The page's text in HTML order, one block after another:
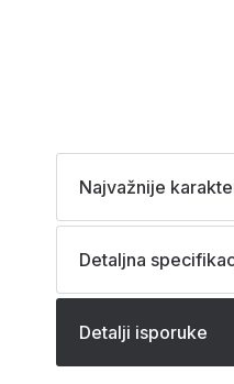
Najvažnije
Detaljna
Detalji isporuke